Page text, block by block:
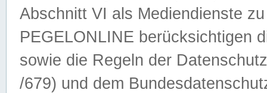
Abschnitt VI als Mediendienste
PEGELONLINE berücksichtigen
sowie die Regeln der
/679) und dem